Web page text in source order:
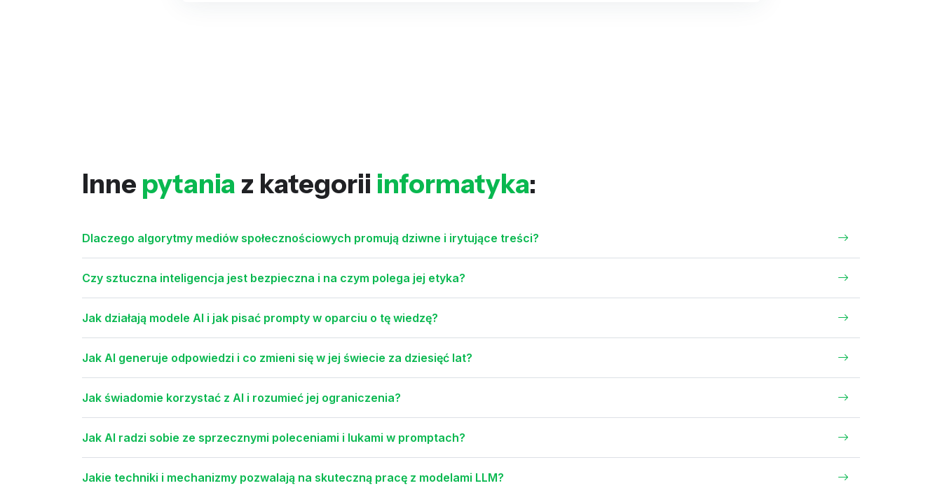
Inne pytania z kategorii informatyka:
Dlaczego algorytmy mediów społecznościowych promują dziwne i irytujące treści?
Czy sztuczna inteligencja jest bezpieczna i na czym polega jej etyka?
Jak działają modele AI i jak pisać prompty w oparciu o tę wiedzę?
Jak AI generuje odpowiedzi i co zmieni się w jej świecie za dziesięć lat?
Jak świadomie korzystać z AI i rozumieć jej ograniczenia?
Jak AI radzi sobie ze sprzecznymi poleceniami i lukami w promptach?
Jakie techniki i mechanizmy pozwalają na skuteczną pracę z modelami LLM?